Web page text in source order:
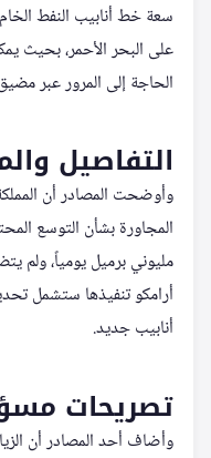
سعة خط أنابيب النفط
على البحر الأحمر، بحيث
الحاجة إلى المرور عبر
التفاصيل
وأوضحت المصادر أن
المجاورة بشأن التوسع
مليوني برميل يومياً، ولم
أرامكو تنفيذها ستشمل
أنابيب جديد.
تصريحات
وأضاف أحد المصادر أن